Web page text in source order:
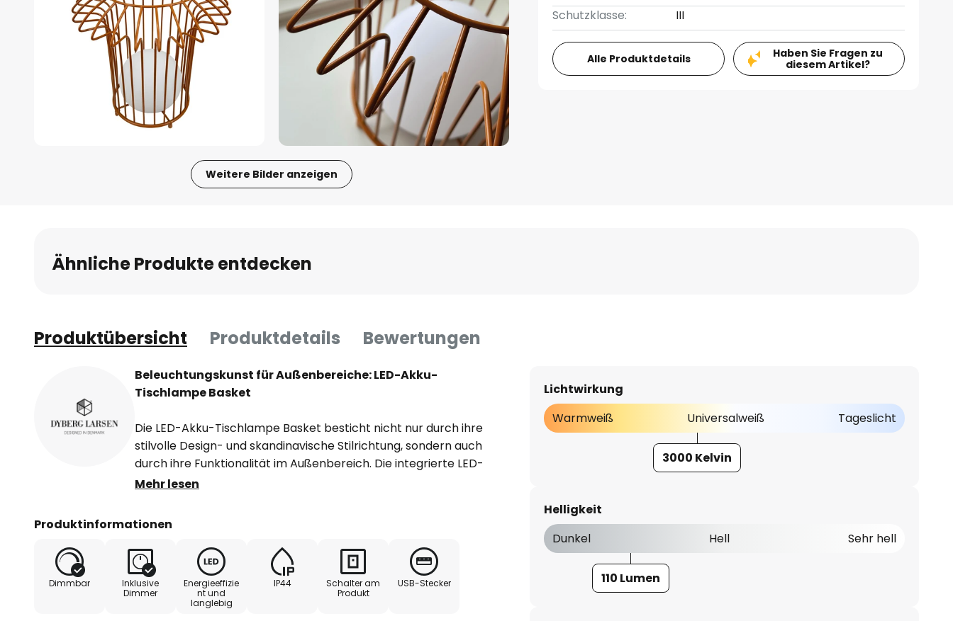
Weitere Bilder anzeigen
Bildgalerie
springen
Schutzklasse:
III
Alle Produktdetails
Haben Sie Fragen zu
diesem Artikel?
Ähnliche Produkte entdecken
Produktübersicht Produktdetails Bewertungen
Beleuchtungskunst für Außenbereiche: LED-Akku-
Tischlampe Basket
Die LED-Akku-Tischlampe Basket besticht nicht nur durch ihre
stilvolle Design- und skandinavische Stilrichtung, sondern auch
durch ihre Funktionalität im Außenbereich. Die integrierte LED-
Lichtquelle sorgt für energiesparende Beleuchtung auf der
sowohl beruhigt als auch anregt. Dank des integrierten
jede Stimmung anpassen.
Mehr lesen
Produktinformationen
Dimmbar
Inklusive
Dimmer
Energieeffizie
nt und
langlebig
IP44
Schalter am
Produkt
USB-Stecker
Lichtwirkung
Warmweiß
Universalweiß Tageslicht
3000 Kelvin
Helligkeit
Dunkel
Hell Sehr hell
110 Lumen